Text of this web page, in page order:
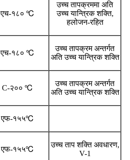
एच-१८० ℃
उच्च तापक्रममा अति
उच्च यान्त्रिक शक्ति,
हलोजन-रहित
एच-१८० ℃
उच्च तापक्रम अन्तर्गत
अति उच्च यान्त्रिक शक्ति
C-२०० ℃
उच्च तापक्रम अन्तर्गत
अति उच्च यान्त्रिक शक्ति
एफ-१५५℃
एफ-१५५℃
उच्च ताप शक्ति अवधारण,
V-1